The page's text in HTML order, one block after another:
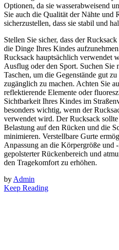
Optionen, da sie wasserabweisend
Sie auch die Qualität der Nähte und
sicherzustellen, dass sie stabil und
Stellen Sie sicher, dass der
die Dinge Ihres Kindes
Rucksack hauptsächlich verwendet
Ausflug oder den Sport. Suchen Sie
Taschen, um die Gegenstände gut
zugänglich zu machen. Achten Sie
reflektierende Elemente oder
Sichtbarkeit Ihres Kindes im
besonders wichtig, wenn der
verwendet wird. Der Rucksack
Belastung auf den Rücken und die
minimieren. Verstellbare Gurte
Anpassung an die Körpergröße und
gepolsterter Rückenbereich und
den Tragekomfort zu erhöhen.
byAdmin
Keep Reading